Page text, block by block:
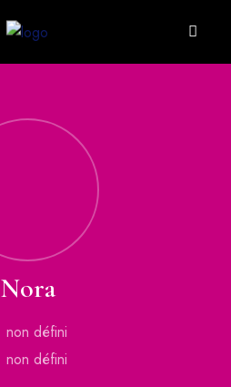
Nora
non défini
non défini